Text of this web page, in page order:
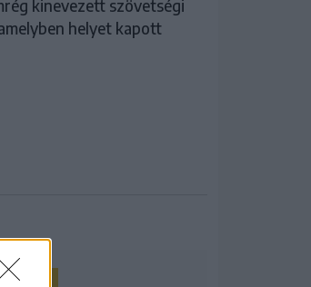
kinevezett szövetségi
helyet kapott